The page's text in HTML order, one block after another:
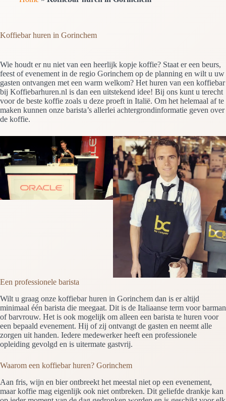
Koffiebar huren in Gorinchem
Wie houdt er nu niet van een heerlijk kopje koffie? Staat er een beurs,
feest of evenement in de regio Gorinchem op de planning en wilt u uw
gasten ontvangen met een warm welkom? Het huren van een koffiebar
bij Koffiebarhuren.nl is dan een uitstekend idee! Bij ons kunt u terecht
voor de beste koffie zoals u deze proeft in Italië. Om het helemaal af te
maken kunnen onze barista’s allerlei achtergrondinformatie geven over
de koffie.
Een professionele barista
Wilt u graag onze koffiebar huren in Gorinchem dan is er altijd
minimaal één barista die meegaat. Dit is de Italiaanse term voor barman
of barvrouw. Het is ook mogelijk om alleen een barista te huren voor
een bepaald evenement. Hij of zij ontvangt de gasten en neemt alle
zorgen uit handen. Iedere medewerker heeft een professionele
opleiding gevolgd en is uitermate gastvrij.
Waarom een koffiebar huren? Gorinchem
Aan fris, wijn en bier ontbreekt het meestal niet op een evenement,
maar koffie mag eigenlijk ook niet ontbreken. Dit geliefde drankje kan